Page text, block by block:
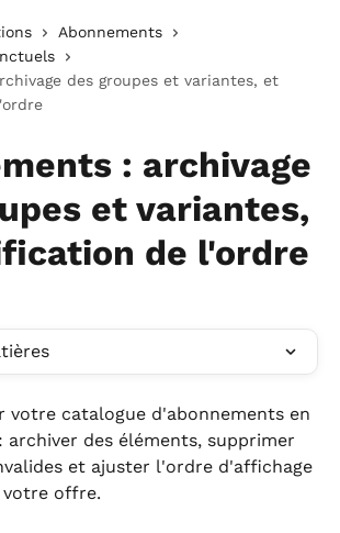
Abonnements
des groupes et variantes, et
: archivage
et variantes,
de l'ordre
votre catalogue d'abonnements en
des éléments, supprimer
et ajuster l'ordre d'affichage
offre.